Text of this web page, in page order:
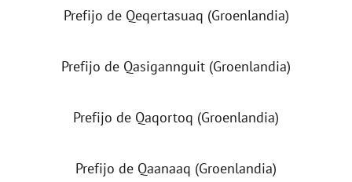
Prefijo de Qeqertasuaq (Groenlandia)
Prefijo de Qasigannguit (Groenlandia)
Prefijo de Qaqortoq (Groenlandia)
Prefijo de Qaanaaq (Groenlandia)